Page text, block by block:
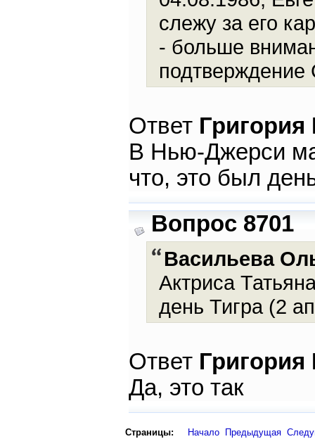
слежу за его
- больше
подтверждение
Ответ
В Нью-Джерси
что, это был
Вопрос 8701
Васильева
Актриса
день Тигра (2
Ответ
Да, это так
Страницы: Начало Предыдущая